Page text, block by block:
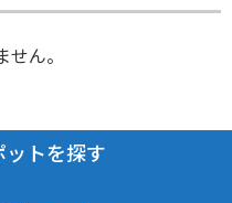
ん。
トを探す